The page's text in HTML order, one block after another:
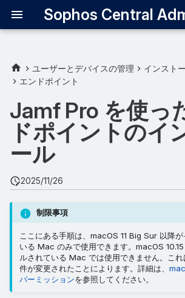
Sophos Central
macOS 構成プロファイルの
インストーラのダウンロード
コンピュータグループの設定
設定プロファイルの追加と割
り当て
プロファイルの追加
プロファイルの割り当て
スクリプトポリシーの作成と
ユーザーとデバイスの管理
インスト
エンドポイント
Jamf Pro を使っ
ドポイントのイ
ール
2025/11/26
制限事項
ここにある手順は、macOS 11 Big Sur 以降
いる Mac のみで使用できます。macOS
ルされている Mac では使用できません。こ
件が変更されたことによります。詳細は、
パーミッションを参照してください。